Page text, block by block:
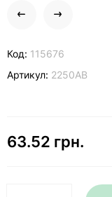
Код: 115676
Артикул: 2250AB
63.52 грн.